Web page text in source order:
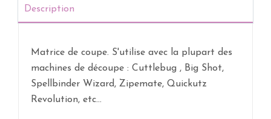
Description
Matrice de coupe. S'utilise avec la plupart des
machines de découpe : Cuttlebug , Big Shot,
Spellbinder Wizard, Zipemate, Quickutz
Revolution, etc...